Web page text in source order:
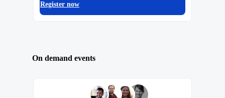
Register now
On demand events